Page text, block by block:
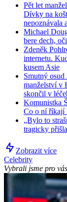
Pět let
Dívky na
nepoznávala
Michael
bere dech,
Zdeněk
internetu.
kusem Asie
Smutný
manželství v
skončil v
Komunistka
Co o ní říkají
„Bylo to
tragicky
Zobrazit více
Celebrity
Vybrali jsme pro vás